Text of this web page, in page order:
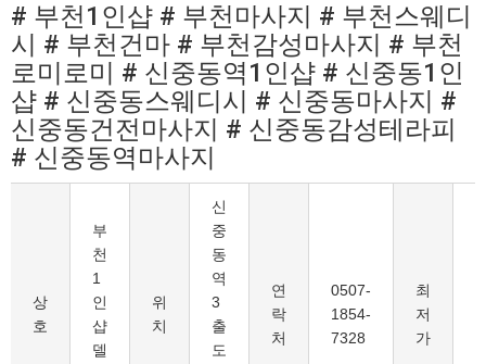
# 부천1인샵 # 부천마사지 # 부천스웨디
시 # 부천건마 # 부천감성마사지 # 부천
로미로미 # 신중동역1인샵 # 신중동1인
샵 # 신중동스웨디시 # 신중동마사지 #
신중동건전마사지 # 신중동감성테라피
# 신중동역마사지
상
호
​부
천
1
인
샵
델
위
치
신
중
동
역
3
출
도
연
락
처
0507-
1854-
7328
최
저
가